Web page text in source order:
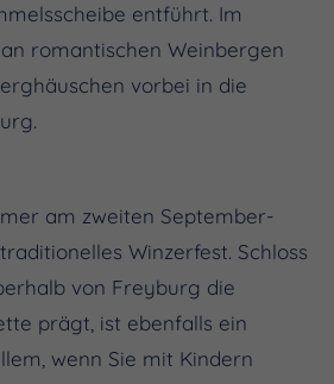
entführt. Im
romantischen Weinbergen
vorbei in die
am zweiten September-
Winzerfest. Schloss
von Freyburg die
prägt, ist ebenfalls ein
wenn Sie mit Kindern